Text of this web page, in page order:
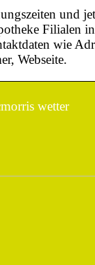
und
Filialen
wie
Webseite.
wetter